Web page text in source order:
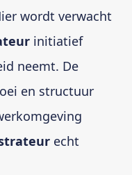
wordt verwacht
initiatief
neemt. De
en structuur
echt